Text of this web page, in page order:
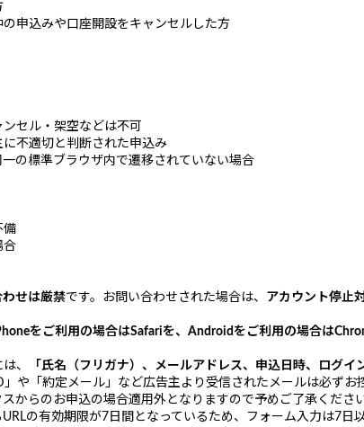
申込みや口座開設をキャンセルした方
セル・架空などは不可
不適切と判断された申込み
の標準ブラウザ内で遷移されていない場合
備
合
せは厳禁です。お問い合わせされた場合は、
アカウント停止
をご利用の場合はSafariを、Androidをご利用の場合は
、
「氏名（フリガナ）、メールアドレス、申込日時、ログ
や「約定メール」など広告主より受信されたメールは必ずお
からのお申込の場合適用外となりますので予めご了承くださ
の有効期限が7日間となっているため、フォーム入力は7日